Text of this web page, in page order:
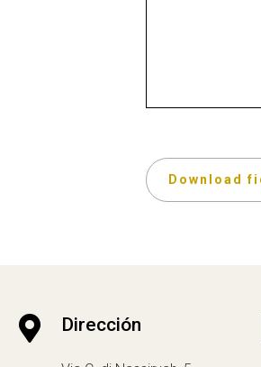
Download
 Dirección